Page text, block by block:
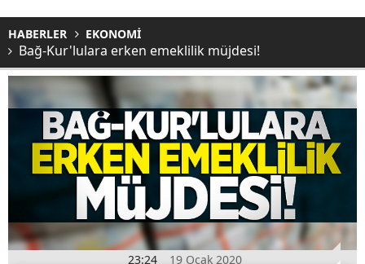
HABERLER EKONOMİ
Bağ-Kur'lulara erken emeklilik müjdesi!
23:24 19 Ocak 2020